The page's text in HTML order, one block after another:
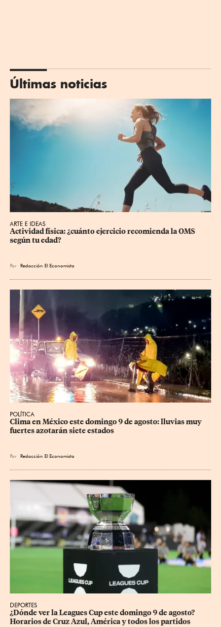
Últimas noticias
ARTE E IDEAS
Actividad física: ¿cuánto ejercicio recomienda la OMS
según tu edad?
Por Redacción El Economista
POLÍTICA
Clima en México este domingo 9 de agosto: lluvias muy
fuertes azotarán siete estados
Por Redacción El Economista
DEPORTES
¿Dónde ver la Leagues Cup este domingo 9 de agosto?
Horarios de Cruz Azul, América y todos los partidos